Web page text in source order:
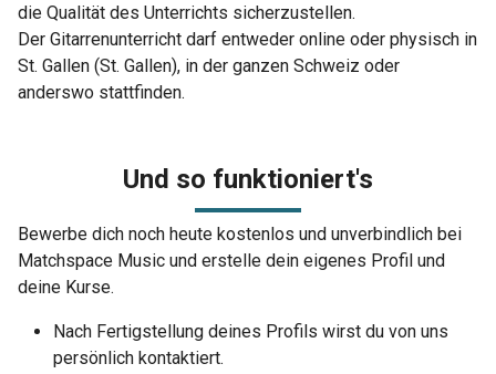
die Qualität des Unterrichts sicherzustellen.
Der Gitarrenunterricht darf entweder online oder physisch in
St. Gallen (St. Gallen), in der ganzen Schweiz oder
anderswo stattfinden.
Und so funktioniert's
Bewerbe dich noch heute kostenlos und unverbindlich bei
Matchspace Music und erstelle dein eigenes Profil und
deine Kurse.
Nach Fertigstellung deines Profils wirst du von uns
persönlich kontaktiert.